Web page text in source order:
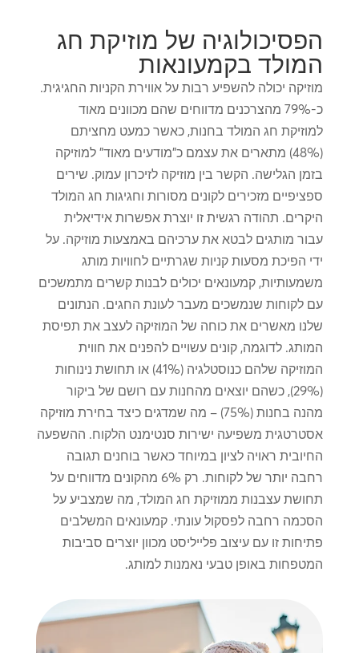
הפסיכולוגיה של מוזיקת ​​חג
המולד בקמעונאות
מוזיקה יכולה להשפיע רבות על אווירת הקניות החגיגית.
כ-79% מהצרכנים מדווחים שהם מכוונים מאוד
למוזיקת ​​חג המולד בחנות, כאשר כמעט מחציתם
(48%) מתארים את עצמם כ"מודעים מאוד" למוזיקה
בזמן הגלישה. הקשר בין מוזיקה לזיכרון עמוק. שירים
ספציפיים מזכירים לקונים מסורות וחגיגות חג המולד
היקרים. תהודה רגשית זו יוצרת אפשרות אידיאלית
עבור מותגים לבטא את ערכיהם באמצעות מוזיקה. על
ידי הפיכת מסעות קניות שגרתיים לחוויות מותג
משמעותיות, קמעונאים יכולים לבנות קשרים מתמשכים
עם לקוחות שנמשכים מעבר לעונת החגים. הנתונים
שלנו מאשרים את כוחה של המוזיקה לעצב את תפיסת
המותג. לדוגמה, קונים עשויים להפנים את חווית
המוזיקה שלהם כנוסטלגיה (41%) או תחושת נינוחות
(29%), כשהם יוצאים מהחנות עם רושם של ביקור
מהנה בחנות (75%) – מה שמדגים כיצד בחירת מוזיקה
אסטרטגית משפיעה ישירות סנטימנט הלקוח. ההשפעה
החיובית ראויה לציון במיוחד כאשר בוחנים תגובה
רחבה יותר של לקוחות. רק 6% מהקונים מדווחים על
תחושת עצבנות ממוזיקת ​​חג המולד, מה שמצביע על
הסכמה רחבה לפסקול עונתי. קמעונאים המשלבים
פתיחות זו עם עיצוב פלייליסט מכוון יוצרים סביבות
המטפחות באופן טבעי נאמנות למותג.